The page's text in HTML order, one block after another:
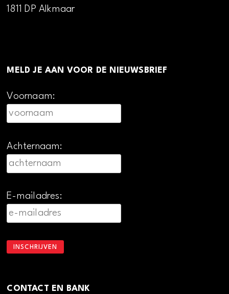
1811 DP Alkmaar
MELD JE AAN VOOR DE NIEUWSBRIEF
Voornaam:
Achternaam:
E-mailadres:
CONTACT EN BANK